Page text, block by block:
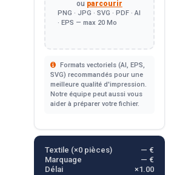
ou parcourir
PNG · JPG · SVG · PDF · AI
· EPS — max 20 Mo
Formats vectoriels (AI, EPS,
SVG) recommandés pour une
meilleure qualité d'impression.
Notre équipe peut aussi vous
aider à préparer votre fichier.
Textile (×0pièces)
— €
Marquage
— €
Délai
×1.00